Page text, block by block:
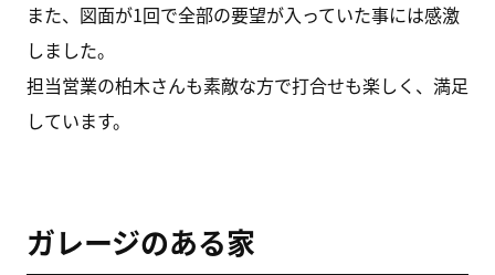
また、図面が1回で全部の要望が入っていた事には感激
しました。
担当営業の柏木さんも素敵な方で打合せも楽しく、満足
しています。
ガレージのある家